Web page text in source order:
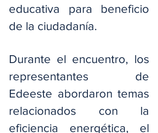
educativa para beneficio
de la ciudadanía.
Durante el encuentro, los
representantes de
Edeeste abordaron temas
relacionados con la
eficiencia energética, el